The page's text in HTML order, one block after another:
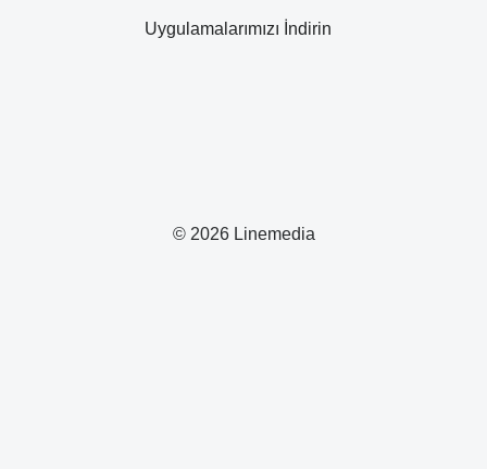
© 2026 Linemedia
Uygulamalarımızı İndirin